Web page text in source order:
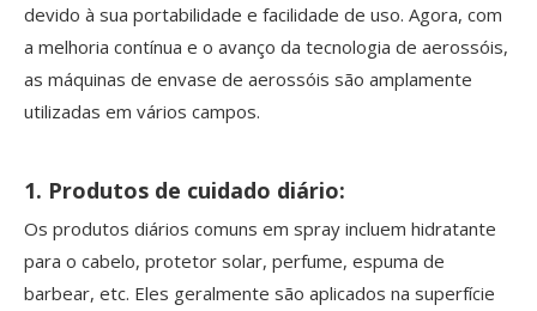
devido à sua portabilidade e facilidade de uso. Agora, com
a melhoria contínua e o avanço da tecnologia de aerossóis,
as máquinas de envase de aerossóis são amplamente
utilizadas em vários campos.
1. Produtos de cuidado diário:
Os produtos diários comuns em spray incluem hidratante
para o cabelo, protetor solar, perfume, espuma de
barbear, etc. Eles geralmente são aplicados na superfície